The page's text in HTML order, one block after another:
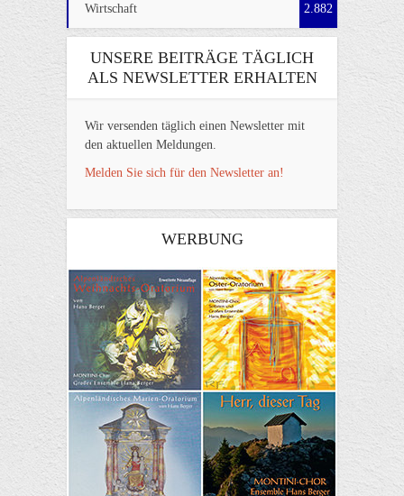
Wirtschaft 2.882
UNSERE BEITRÄGE TÄGLICH
ALS NEWSLETTER ERHALTEN
Wir versenden täglich einen Newsletter mit
den aktuellen Meldungen.
Melden Sie sich für den Newsletter an!
WERBUNG